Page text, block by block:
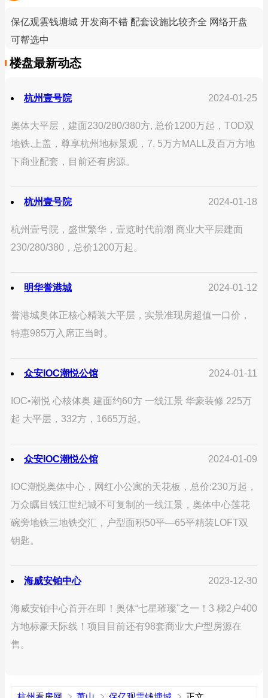
保亿观雲钱塘城 开发商不错 配套设施比较齐全 网络开盘
可帮选中
楼盘最新动态
杭州壹号院 2024-01-25
奥体大平层，建面230/280/380方, 总价1200万起，TOD双
地铁.上盖，尊享杭州地标景观，7. 5万方MALL及百万方地
下商业配套，目前还有房源。
杭州壹号院 2024-01-18
杭州壹号院，盛世繁华，壹览时代前潮 商业大平层建面
230/280/380，总价1200万起。
明华誉港城 2024-01-12
誉港城奥体正核心精装大平层，实景准现房超值一口价，
特惠985万入席正当时。
众安IOC潮悦公馆 2024-01-11
IOC•潮悦 心核体奥 建面约60方 一线江景 华豪装修 225万
起 大平层，332方，1665万起。
众安IOC潮悦公馆 2024-01-09
IOC潮悦奥体中心，网红小公寓的天花板，总价:230万起，
万众瞩目钱江世纪城不可复制的一线江景，奥体中心莲花
碗旁地铁三地铁交汇，户型面积50平—65平精装LOFT双
钥匙。
海威安铂中心 2023-12-30
海威安铂中心首开在即！奥体“七星璀璨"之一！3 梯2户400
方地标豪天际线！项目目前还有98套商业大户型房源在
售。